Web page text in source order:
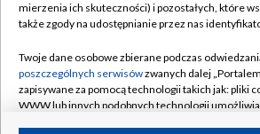
Naziemna Telewizja Cyfrowa
Rada Programowa
System NOS
Informacje o nadawcy
Pomoc
Kontakt
mierzenia ich skuteczności) i pozostałych, które
także zgody na udostępnianie przez nas
Twoje dane osobowe zbierane podczas
poszczególnych serwisówzwanych dalej
zapisywane za pomocą technologii takich jak: pliki
WWW lub innych podobnych technologii